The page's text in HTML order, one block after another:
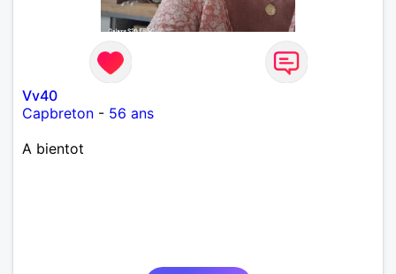
Vv40
Capbreton - 56 ans
A bientot